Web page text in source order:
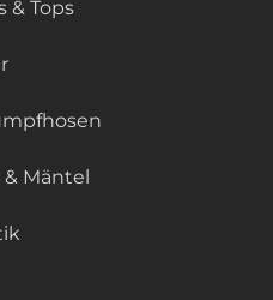
& Tops
Mäntel